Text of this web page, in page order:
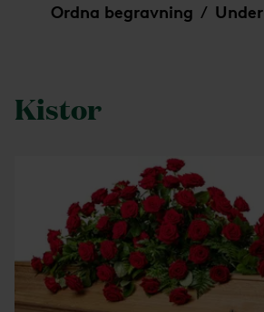
Ordna begravning / Under
Kistor